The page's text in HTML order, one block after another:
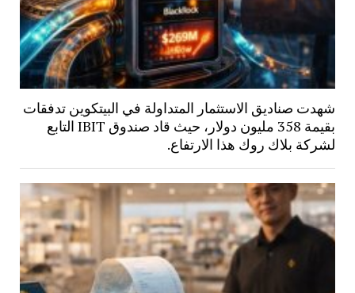
شهدت صناديق الاستثمار المتداولة في البيتكوين تدفقات
بقيمة 358 مليون دولار، حيث قاد صندوق IBIT التابع
لشركة بلاك روك هذا الارتفاع.